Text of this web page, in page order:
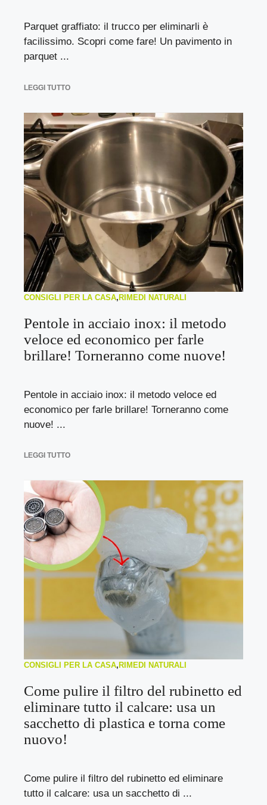
Parquet graffiato: il trucco per eliminarli è
facilissimo. Scopri come fare! Un pavimento in
parquet ...
LEGGI TUTTO
CONSIGLI PER LA CASA,RIMEDI NATURALI
Pentole in acciaio inox: il metodo
veloce ed economico per farle
brillare! Torneranno come nuove!
Pentole in acciaio inox: il metodo veloce ed
economico per farle brillare! Torneranno come
nuove! ...
LEGGI TUTTO
CONSIGLI PER LA CASA, RIMEDI NATURALI
Come pulire il filtro del rubinetto ed
eliminare tutto il calcare: usa un
sacchetto di plastica e torna come
nuovo!
Come pulire il filtro del rubinetto ed eliminare
tutto il calcare: usa un sacchetto di ...